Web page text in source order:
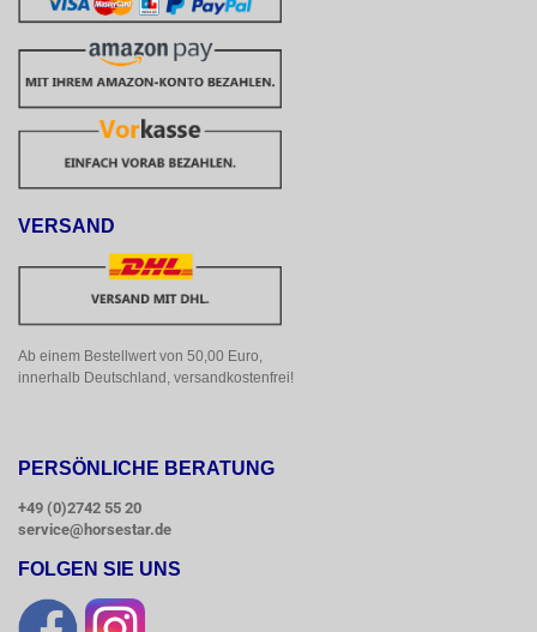
VERSAND
Ab einem Bestellwert von 50,00 Euro,
innerhalb Deutschland, versandkostenfrei!
PERSÖNLICHE BERATUNG
+49 (0)2742 55 20
service@horsestar.de
FOLGEN SIE UNS